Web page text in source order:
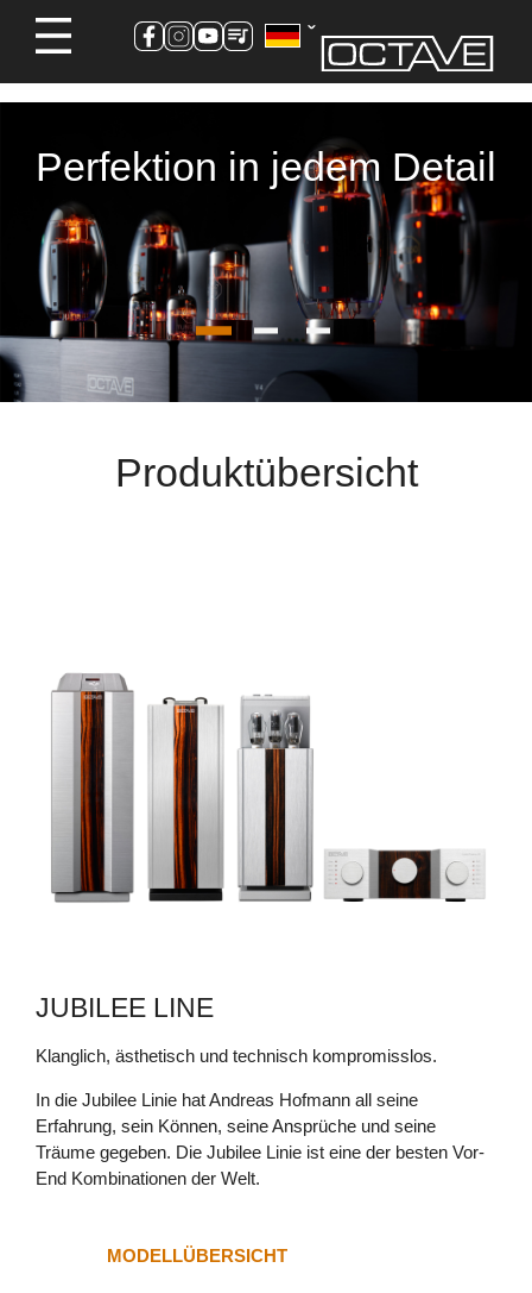
Perfektion in jedem Detail
MRE 220 SE
Unerschütterlich und doch flexibel
MEHR ERFAHREN
Produktübersicht
JUBILEE LINE
Klanglich, ästhetisch und technisch kompromisslos.
In die Jubilee Linie hat Andreas Hofmann all seine
Erfahrung, sein Können, seine Ansprüche und seine
Träume gegeben. Die Jubilee Linie ist eine der besten Vor-
End Kombinationen der Welt.
MODELLÜBERSICHT